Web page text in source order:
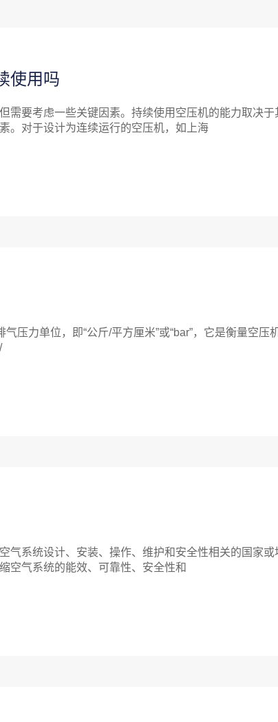
使用吗
要考虑一些关键因素。持续使用空压机的能力取决于
。对于设计为连续运行的空压机，如上海
力单位，即“公斤/平方厘米”或“bar”，它是衡量空压
系统设计、安装、操作、维护和安全性相关的国家或
空气系统的能效、可靠性、安全性和